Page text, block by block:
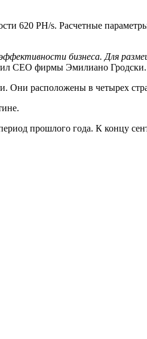
620 PH/s. Расчетные
бизнеса. Для
CEO фирмы Эмилиано Гродски.
Они расположены в четырех
прошлого года. К концу